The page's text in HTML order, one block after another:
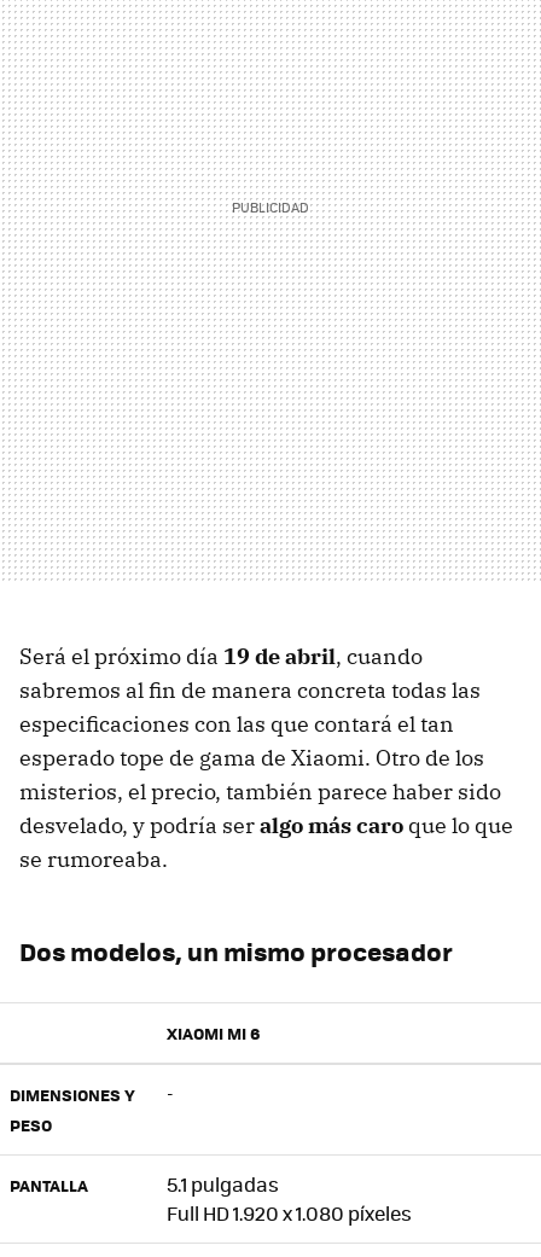
Será el próximo día 19 de abril, cuando
sabremos al fin de manera concreta todas las
especificaciones con las que contará el tan
esperado tope de gama de Xiaomi. Otro de los
misterios, el precio, también parece haber sido
desvelado, y podría seralgo más caro que lo que
se rumoreaba.
Dos modelos, un mismo procesador
XIAOMI MI 6
DIMENSIONES Y
PESO
-
PANTALLA
5.1 pulgadas
Full HD 1.920 x 1.080 píxeles